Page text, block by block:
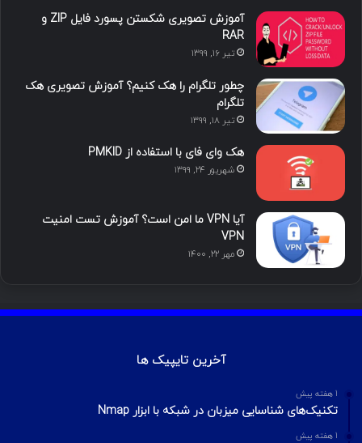
ی
ن
گ
ا
آموزش تصویری شکستن پسورد فایل ZIP و
RAR
تیر ۱۶, ۱۳۹۹
چطور تلگرام را هک کنیم؟ آموزش تصویری هک
تلگرام
تیر ۱۸, ۱۳۹۹
هک وای فای با استفاده از PMKID
شهریور ۲۴, ۱۳۹۹
آیا VPN ما امن است؟ آموزش تست امنیت
VPN
مهر ۲۲, ۱۴۰۰
آخرین تایپیک ها
1 هفته پیش
تکنیک‌های شناسایی میزبان در شبکه با ابزار Nmap
1 هفته پیش